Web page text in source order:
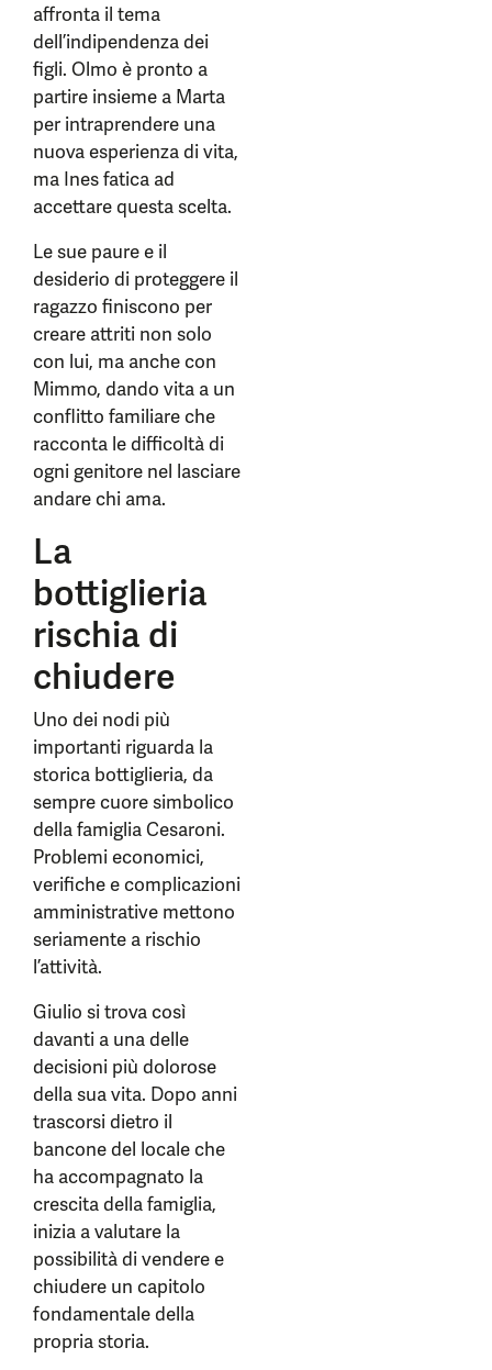
affronta il tema
dell’indipendenza dei
figli. Olmo è pronto a
partire insieme a Marta
per intraprendere una
nuova esperienza di vita,
ma Ines fatica ad
accettare questa scelta.
Le sue paure e il
desiderio di proteggere il
ragazzo finiscono per
creare attriti non solo
con lui, ma anche con
Mimmo, dando vita a un
conflitto familiare che
racconta le difficoltà di
ogni genitore nel lasciare
andare chi ama.
La
bottiglieria
rischia di
chiudere
Uno dei nodi più
importanti riguarda la
storica bottiglieria, da
sempre cuore simbolico
della famiglia Cesaroni.
Problemi economici,
verifiche e complicazioni
amministrative mettono
seriamente a rischio
l’attività.
Giulio si trova così
davanti a una delle
decisioni più dolorose
della sua vita. Dopo anni
trascorsi dietro il
bancone del locale che
ha accompagnato la
crescita della famiglia,
inizia a valutare la
possibilità di vendere e
chiudere un capitolo
fondamentale della
propria storia.